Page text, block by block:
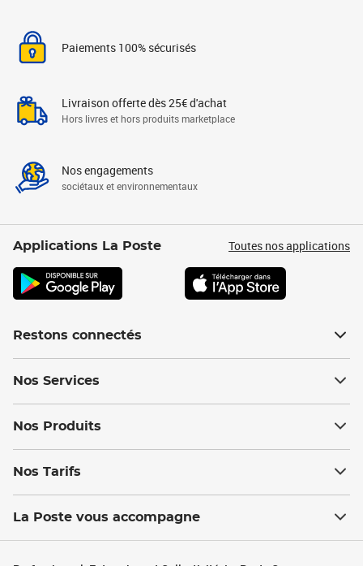
Paiements 100% sécurisés
Livraison offerte dès 25€ d'achat
Hors livres et hors produits marketplace
Nos engagements
sociétaux et environnementaux
Applications La Poste Toutes nos applications
Restons connectés
Nos Services
Nos Produits
Nos Tarifs
La Poste vous accompagne